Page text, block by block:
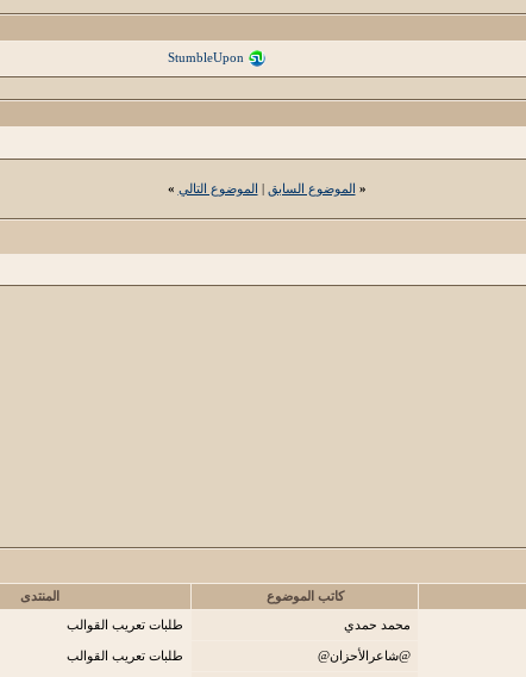
StumbleUpon
« الموضوع السابق | الموضوع التالي »
كاتب الموضوع المنتدى
محمد حمدي طلبات تعريب القوالب
@شاعرالأحزان@ طلبات تعريب القوالب